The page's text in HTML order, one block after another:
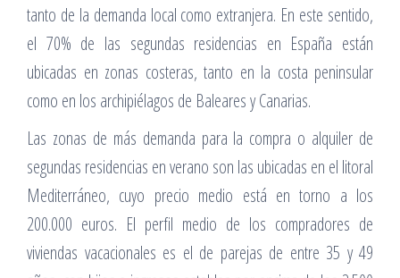
tanto de la demanda local como extranjera. En este sentido,
el 70% de las segundas residencias en España están
ubicadas en zonas costeras, tanto en la costa peninsular
como en los archipiélagos de Baleares y Canarias.
Las zonas de más demanda para la compra o alquiler de
segundas residencias en verano son las ubicadas en el litoral
Mediterráneo, cuyo precio medio está en torno a los
200.000 euros. El perfil medio de los compradores de
viviendas vacacionales es el de parejas de entre 35 y 49